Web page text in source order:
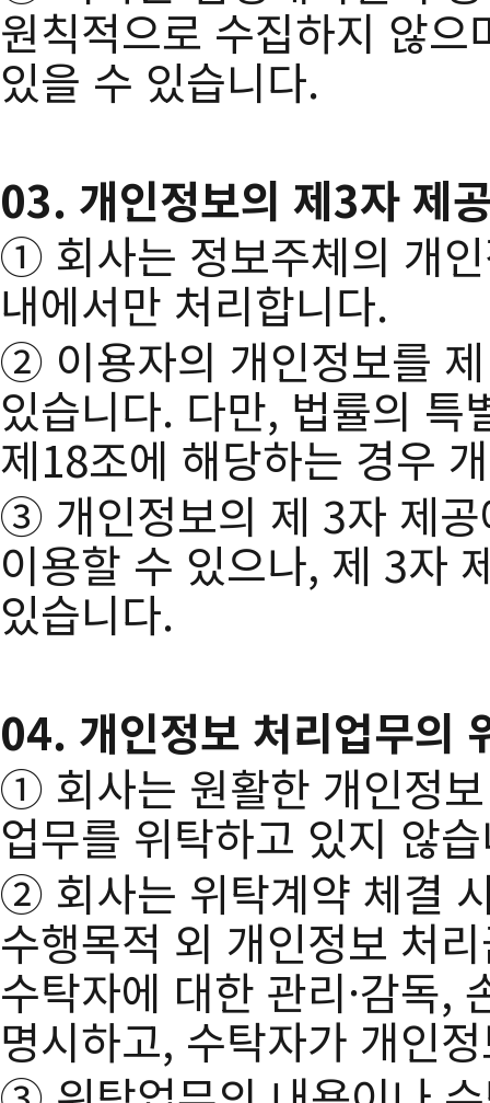
원칙적으로 수집하지 않
있을 수 있습니다.
03. 개인정보의 제3자 제
① 회사는 정보주체의 개
내에서만 처리합니다.
② 이용자의 개인정보를
있습니다. 다만, 법률의
제18조에 해당하는 경우
③ 개인정보의 제 3자 제공
이용할 수 있으나, 제 3자
있습니다.
04. 개인정보 처리업무의
① 회사는 원활한 개인정
업무를 위탁하고 있지 않
② 회사는 위탁계약 체결
수행목적 외 개인정보 처
수탁자에 대한 관리·감독,
명시하고, 수탁자가 개인